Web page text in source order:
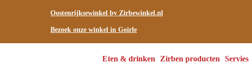
Oostenrijksewinkel by Zirbewinkel.nl
Bezoek onze winkel in Goirle
Eten & drinken Zirben producten Servies